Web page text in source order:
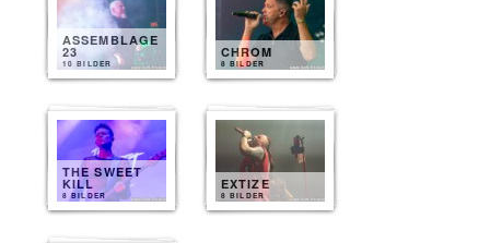
ASSEMBLAGE
23
10 BILDER
CHROM
8 BILDER
THE SWEET
KILL
8 BILDER
EXTIZE
8 BILDER